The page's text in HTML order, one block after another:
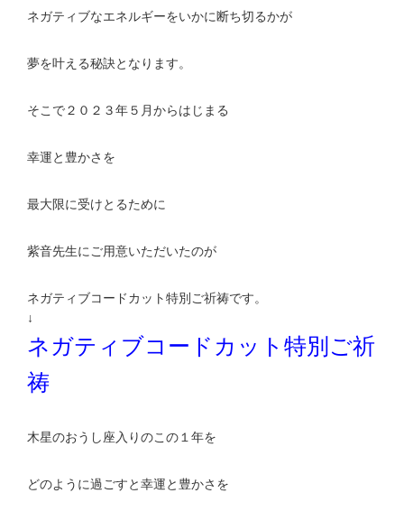
ネガティブなエネルギーをいかに断ち切るかが
夢を叶える秘訣となります。
そこで２０２３年５月からはじまる
幸運と豊かさを
最大限に受けとるために
紫音先生にご用意いただいたのが
ネガティブコードカット特別ご祈祷です。
↓
ネガティブコードカット特別ご祈
祷
木星のおうし座入りのこの１年を
どのように過ごすと幸運と豊かさを